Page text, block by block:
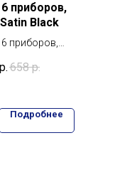
приборов,
Black
приборов,
р. 658 р.
Подробнее